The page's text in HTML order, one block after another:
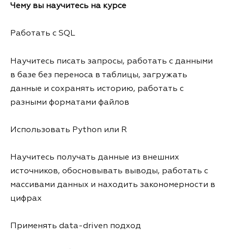
Чему вы научитесь на курсе
Работать с SQL
Научитесь писать запросы, работать с данными
в базе без переноса в таблицы, загружать
данные и сохранять историю, работать с
разными форматами файлов
Использовать Python или R
Научитесь получать данные из внешних
источников, обосновывать выводы, работать с
массивами данных и находить закономерности в
цифрах
Применять data-driven подход